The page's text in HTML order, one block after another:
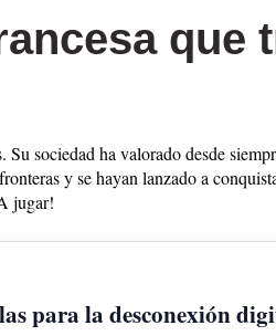
que
sociedad ha valorado desde
y se hayan lanzado a
jugar!
para la desconexión